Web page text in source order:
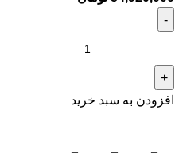
افزودن به سبد خرید